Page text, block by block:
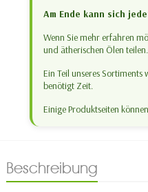
Am Ende kann sich
Wenn Sie mehr erfahren
und ätherischen Ölen teilen.
Ein Teil unseres
benötigt Zeit.
Einige Produktseiten
Beschreibung